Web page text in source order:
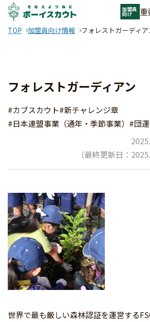
加盟員
向け 重
TOP 加盟員向け情報 フォレストガーディア
フォレストガーディアン
#カブスカウト#新チャレンジ章
#日本連盟事業（通年・季節事業） #団
（最終更新日：
世界で最も厳しい森林認証を運営する